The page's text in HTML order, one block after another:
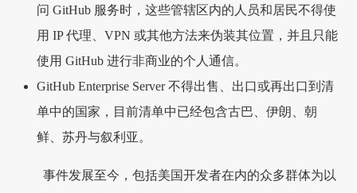
问 GitHub 服务时，这些管辖区内的人员和居民不得使
用 IP 代理、VPN 或其他方法来伪装其位置，并且只能
使用 GitHub 进行非商业的个人通信。
GitHub Enterprise Server 不得出售、出口或再出口到清
单中的国家，目前清单中已经包含古巴、伊朗、朝
鲜、苏丹与叙利亚。
事件发展至今，包括美国开发者在内的众多群体为以